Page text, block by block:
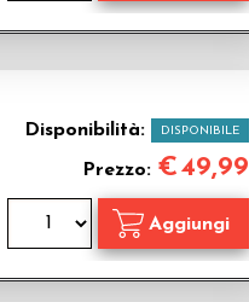
Disponibilità: DISPONIBILE
Prezzo: €49,99